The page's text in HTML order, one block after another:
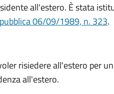
all'estero. È stata
06/09/1989, n. 323.
risiedere all'estero per
all'estero.